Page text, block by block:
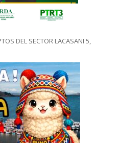
DEL SECTOR LACASANI 5,